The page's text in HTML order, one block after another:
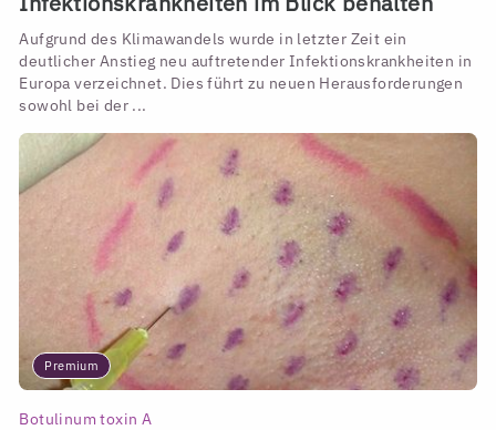
Aufgrund des Klimawandels wurde in letzter Zeit ein
deutlicher Anstieg neu auftretender Infektionskrankheiten in
Europa verzeichnet. Dies führt zu neuen Herausforderungen
sowohl bei der ...
Premium
Botulinum toxin A